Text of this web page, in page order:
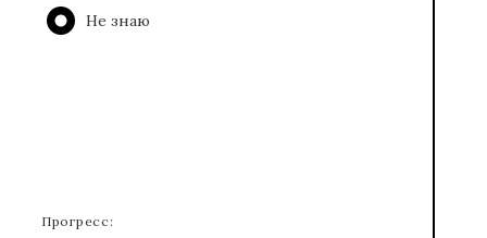
Не знаю
Прогресс: